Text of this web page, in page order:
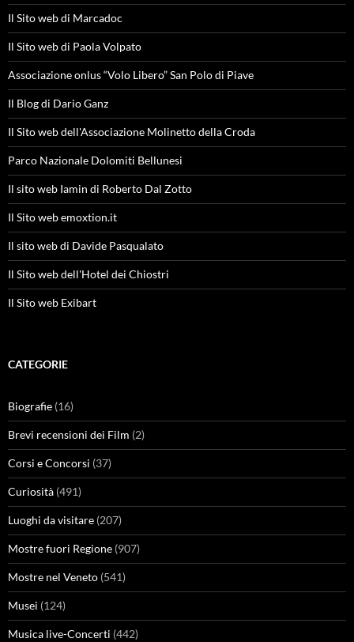
Il Sito web di Marcadoc
Il Sito web di Paola Volpato
Associazione onlus “Volo Libero” San Polo di Piave
Il Blog di Dario Ganz
Il Sito web dell'Associazione Molinetto della Croda
Parco Nazionale Dolomiti Bellunesi
Il sito web Iamin di Roberto Dal Zotto
Il Sito web emoxtion.it
Il sito web di Davide Pasqualato
Il Sito web dell'Hotel dei Chiostri
Il Sito web Exibart
CATEGORIE
Biografie (16)
Brevi recensioni dei Film (2)
Corsi e Concorsi (37)
Curiosità (491)
Luoghi da visitare (207)
Mostre fuori Regione (907)
Mostre nel Veneto (541)
Musei (124)
Musica live-Concerti (442)